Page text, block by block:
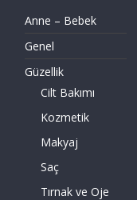
Anne – Bebek
Genel
Güzellik
Cilt Bakımı
Kozmetik
Makyaj
Saç
Tırnak ve Oje